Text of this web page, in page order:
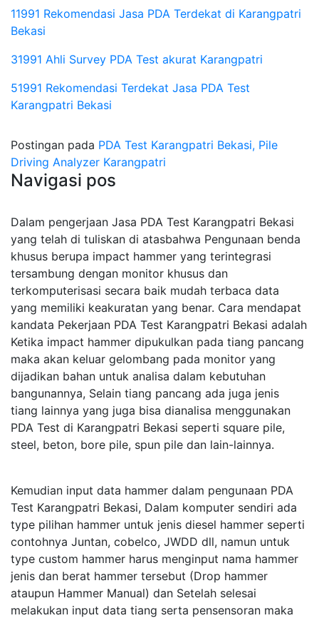
11991 Rekomendasi Jasa PDA Terdekat di Karangpatri
Bekasi
31991 Ahli Survey PDA Test akurat Karangpatri
51991 Rekomendasi Terdekat Jasa PDA Test
Karangpatri Bekasi
Postingan pada PDA Test Karangpatri Bekasi, Pile
Driving Analyzer Karangpatri
Navigasi pos
Dalam pengerjaan Jasa PDA Test Karangpatri Bekasi
yang telah di tuliskan di atasbahwa Pengunaan benda
khusus berupa impact hammer yang terintegrasi
tersambung dengan monitor khusus dan
terkomputerisasi secara baik mudah terbaca data
yang memiliki keakuratan yang benar. Cara mendapat
kandata Pekerjaan PDA Test Karangpatri Bekasi adalah
Ketika impact hammer dipukulkan pada tiang pancang
maka akan keluar gelombang pada monitor yang
dijadikan bahan untuk analisa dalam kebutuhan
bangunannya, Selain tiang pancang ada juga jenis
tiang lainnya yang juga bisa dianalisa menggunakan
PDA Test di Karangpatri Bekasi seperti square pile,
steel, beton, bore pile, spun pile dan lain-lainnya.
Kemudian input data hammer dalam pengunaan PDA
Test Karangpatri Bekasi, Dalam komputer sendiri ada
type pilihan hammer untuk jenis diesel hammer seperti
contohnya Juntan, cobelco, JWDD dll, namun untuk
type custom hammer harus menginput nama hammer
jenis dan berat hammer tersebut (Drop hammer
ataupun Hammer Manual) dan Setelah selesai
melakukan input data tiang serta pensensoran maka